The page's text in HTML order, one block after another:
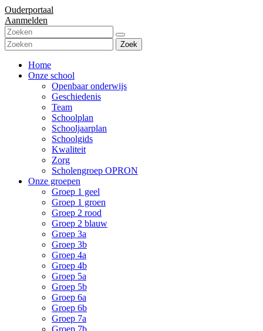
Ouderportaal
Aanmelden
Zoek
Home
Onze school
Openbaar onderwijs
Geschiedenis
Team
Schoolplan
Schooljaarplan
Schoolgids
Kwaliteit
Zorg
Scholengroep OPRON
Onze groepen
Groep 1 geel
Groep 1 groen
Groep 2 rood
Groep 2 blauw
Groep 3a
Groep 3b
Groep 4a
Groep 4b
Groep 5a
Groep 5b
Groep 6a
Groep 6b
Groep 7a
Groep 7b